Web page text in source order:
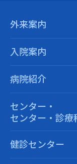
外来案内
入院案内
病院紹介
センター・
センター・診療
健診センター